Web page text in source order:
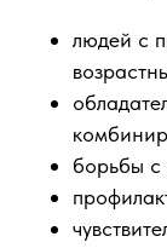
людей с
борьбы с